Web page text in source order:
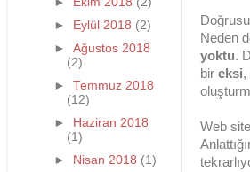
Neden
yoktu.
bir eksi,
Web
►
Eylül 2018 (2)
►Ağustos 2018
(2)
►Temmuz 2018
(12)
►
Haziran 2018
(1)
►
Nisan 2018 (1)